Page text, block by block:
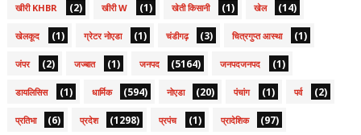
खीरी KHBR (2) खीरी W (1) खेती किसानी (1) खेल (14)
खेलकूद (1) ग्रेटर नोएडा (1) चंडीगढ़ (3) चित्रगुप्त आस्था (1)
जंपर (2) जज्बात (1) जनपद (5164) जनपदजनपद (1)
डायलिसिस (1) धार्मिक (594) नोएडा (20) पंचांग (1) पर्व (2)
प्रतिभा (6) प्रदेश (1298) प्रपंच (1) प्रादेशिक (97)